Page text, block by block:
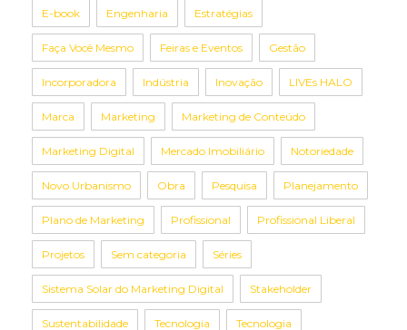
E-book Engenharia Estratégias
Faça Você Mesmo Feiras e Eventos Gestão
Incorporadora Indústria Inovação LIVEs HALO
Marca Marketing Marketing de Conteúdo
Marketing Digital Mercado Imobiliário Notoriedade
Novo Urbanismo Obra Pesquisa Planejamento
Plano de Marketing Profissional Profissional Liberal
Projetos Sem categoria Séries
Sistema Solar do Marketing Digital Stakeholder
Sustentabilidade Tecnologia Tecnologia